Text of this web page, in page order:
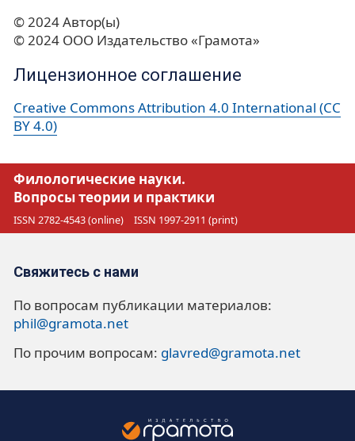
© 2024 Автор(ы)
© 2024 ООО Издательство «Грамота»
Лицензионное соглашение
Creative Commons Attribution 4.0 International (CC
BY 4.0)
Филологические науки.
Вопросы теории и практики
ISSN 2782-4543 (online) ISSN 1997-2911 (print)
Свяжитесь с нами
По вопросам публикации материалов:
phil@gramota.net
По прочим вопросам: glavred@gramota.net